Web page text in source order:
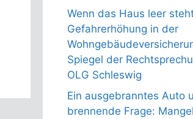
Wenn das Haus leer
Gefahrerhöhung in der
Spiegel der
OLG Schleswig
Ein ausgebranntes Auto
brennende Frage: